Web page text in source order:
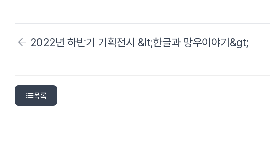
2022년 하반기 기획전시 &lt;한글과 망우이야기&gt;
목록